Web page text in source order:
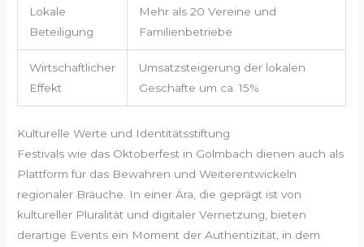
Lokale
Beteiligung
Mehr als 20 Vereine und
Familienbetriebe
Wirtschaftlicher
Effekt
Umsatzsteigerung der lokalen
Geschäfte um ca. 15%
Kulturelle Werte und Identitätsstiftung
Festivals wie das Oktoberfest in Golmbach dienen auch als
Plattform für das Bewahren und Weiterentwickeln
regionaler Bräuche. In einer Ära, die geprägt ist von
kultureller Pluralität und digitaler Vernetzung, bieten
derartige Events ein Moment der Authentizität, in dem